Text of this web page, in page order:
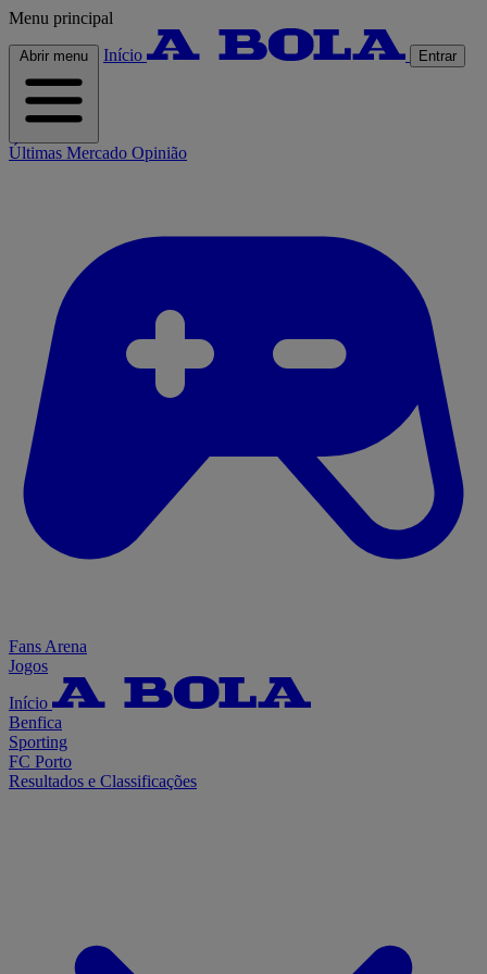
Menu principal
Abrir menu Início Entrar
Últimas Mercado Opinião
Fans Arena
Jogos
Início
Benfica
Sporting
FC Porto
Resultados e Classificações